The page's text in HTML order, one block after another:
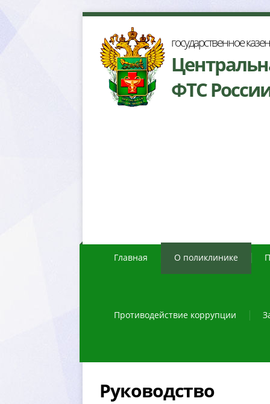
осударственное
ФТС
Главная О поликлинике
Противодействие коррупции
Руководство